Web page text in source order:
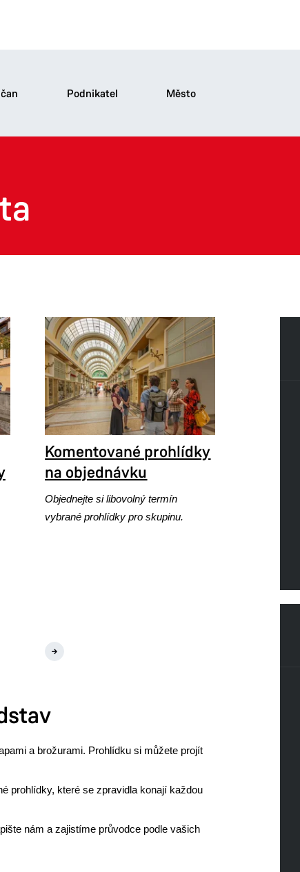
Podnikatel Město
Komentované prohlídky
na objednávku
Objednejte si libovolný termín
vybrané prohlídky pro skupinu.
prohlídky na
a brožurami. Prohlídku si můžete projít
prohlídky, které se zpravidla konají každou
nám a zajistíme průvodce podle vašich